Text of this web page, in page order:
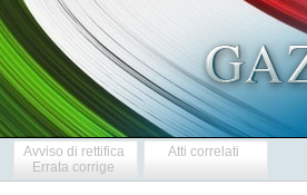
Avviso di rettifica
Errata corrige
Atti correlati